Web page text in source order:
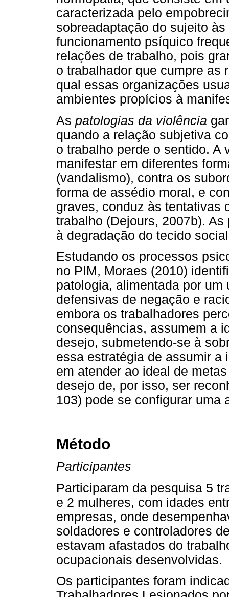
caracterizada pelo
sobreadaptação do sujeito
funcionamento psíquico
relações de trabalho, pois
o trabalhador que cumpre as
qual essas organizações
ambientes propícios à
As patologias da violência
quando a relação subjetiva
o trabalho perde o sentido. A
manifestar em diferentes
(vandalismo), contra os
forma de assédio moral, e
graves, conduz às tentativas
trabalho (Dejours, 2007b).
à degradação do tecido
Estudando os processos
no PIM, Moraes (2010)
patologia, alimentada por
defensivas de negação e
embora os trabalhadores
consequências, assumem a
desejo, submetendo-se à
essa estratégia de assumir a
em atender ao ideal de
desejo de, por isso, ser
103) pode se configurar uma
Método
Participantes
Participaram da pesquisa 5
e 2 mulheres, com idades
empresas, onde
soldadores e controladores
estavam afastados do
ocupacionais desenvolvidas.
Os participantes foram